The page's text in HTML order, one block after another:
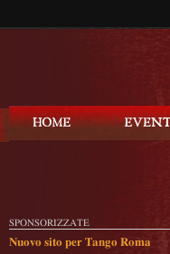
SPONSORIZZATE
Nuovo sito per Tango Roma